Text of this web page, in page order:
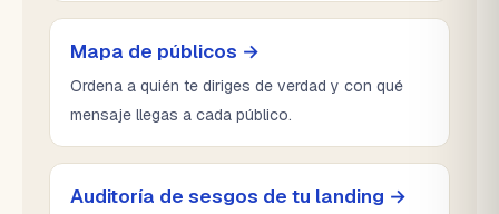
Mapa de públicos →
Ordena a quién te diriges de verdad y con qué
mensaje llegas a cada público.
Auditoría de sesgos de tu landing →